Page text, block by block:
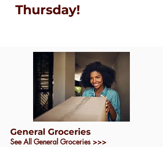
Thursday!
General Groceries
See All General Groceries >>>